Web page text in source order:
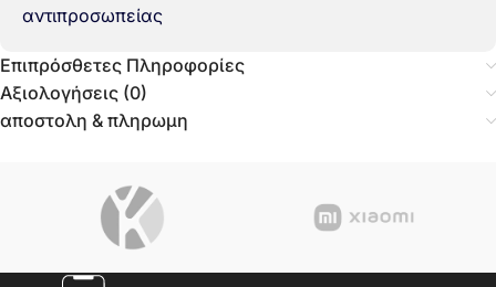
αντιπροσωπείας
Επιπρόσθετες Πληροφορίες
Αξιολογήσεις (0)
αποστολη & πληρωμη